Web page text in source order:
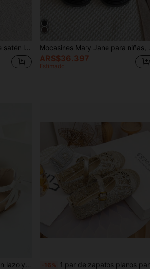
para diversas ocasiones formales
ARS$36.397
Estimado
Nuevos zapatos planos con lazo y correa de tobillo para niñas de talla grande en otoño, zapatos escolares y casuales para adolescentes, bailarinas blancas -16% 1 par de zapatos planos para niñas con flor dorada, tejido hueco con purpurina, transpirables, antideslizantes, punta redonda, hebilla de metal y una tira, estilo princesa de lujo ligero, adecuados para primavera/verano, fiestas, actuaciones, salidas diarias, atuendos de cumpleaños, zapatos de princesa huecos para niños